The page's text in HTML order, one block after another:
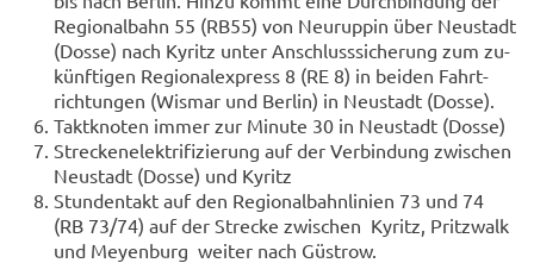
Re­gio­nal­bahn 55 (RB55) von Neu­rup­pin über Neu­stadt
(Dosse) nach Ky­ritz unter An­schluss­si­che­rung zum zu­
künf­ti­gen Re­gio­nal­ex­press 8 (RE 8) in bei­den Fahrt­
rich­tun­gen (Wis­mar und Ber­lin) in Neu­stadt (Dosse).
Takt­kno­ten immer zur Mi­nu­te 30 in Neu­stadt (Dosse)
Stre­cken­elek­tri­fi­zie­rung auf der Ver­bin­dung zwi­schen
Neu­stadt (Dosse) und Ky­ritz
Stun­den­takt auf den Re­gio­nal­bahn­li­ni­en 73 und 74
(RB 73/74) auf der Stre­cke zwi­schen Ky­ritz, Pritz­walk
und Mey­en­burg wei­ter nach Güs­trow.